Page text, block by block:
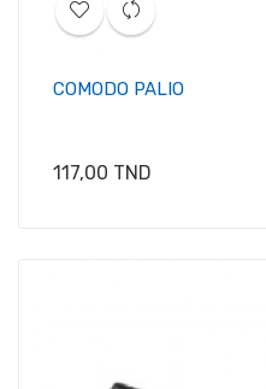
COMODO PALIO
Prix
117,00 TND